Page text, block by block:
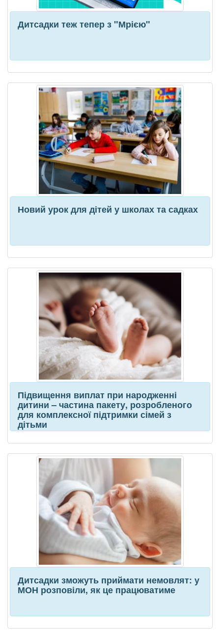
Дитсадки теж тепер з "Мрією"
Новий урок для дітей у школах та садках
Підвищення виплат при народженні
дитини – частина пакету, розробленого
для комплексної підтримки сімей з
дітьми
Дитсадки зможуть приймати немовлят: у
МОН розповіли, як це працюватиме